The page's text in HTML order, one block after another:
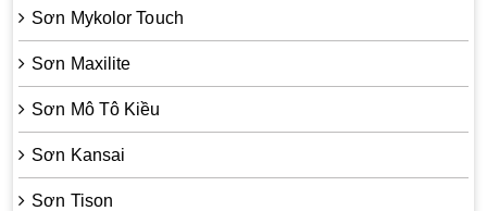
Sơn Mykolor Touch
Sơn Maxilite
Sơn Mô Tô Kiều
Sơn Kansai
Sơn Tison